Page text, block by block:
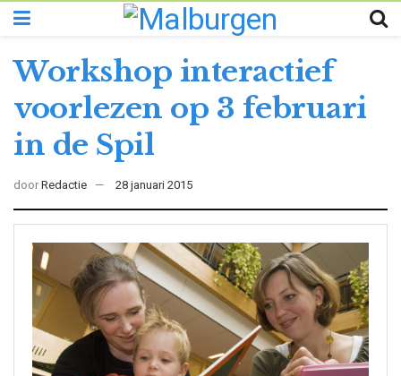
Workshop interactief
voorlezen op 3 februari
in de Spil
door Redactie 28 januari 2015